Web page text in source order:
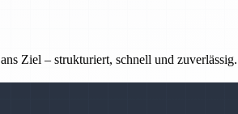
Ziel – strukturiert, schnell und zuverlässig.